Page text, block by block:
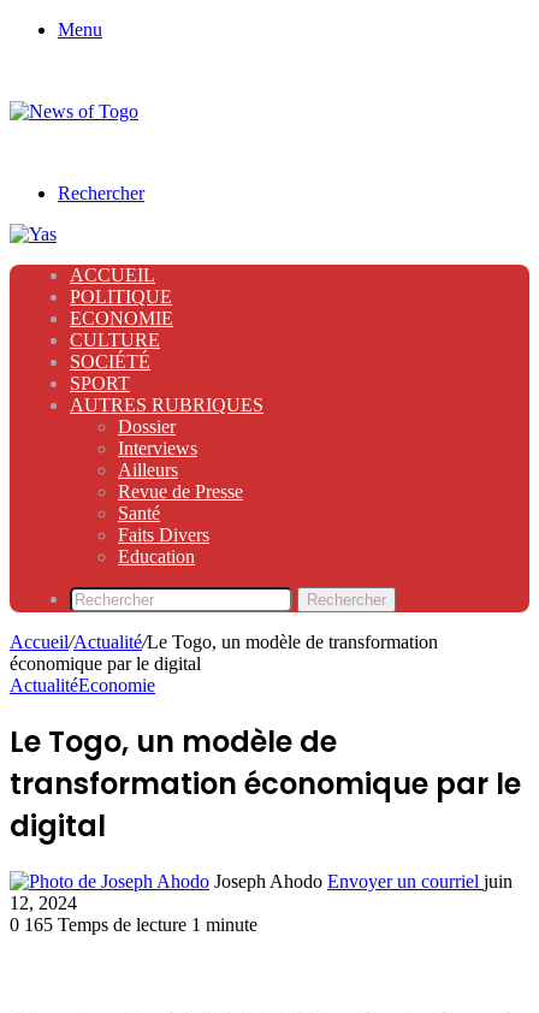
Menu
Rechercher
ACCUEIL
POLITIQUE
ECONOMIE
CULTURE
SOCIÉTÉ
SPORT
AUTRES RUBRIQUES
Dossier
Interviews
Ailleurs
Revue de Presse
Santé
Faits Divers
Education
Rechercher
Accueil/Actualité/Le Togo, un modèle de transformation
économique par le digital
ActualitéEconomie
Le Togo, un modèle de
transformation économique par le
digital
Joseph Ahodo Envoyer un courriel juin
12, 2024
0 165 Temps de lecture 1 minute